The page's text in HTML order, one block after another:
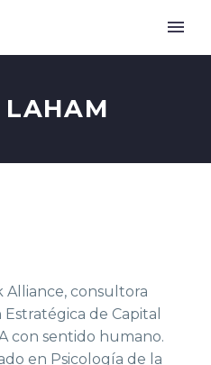
LAHAM
Alliance, consultora
de Capital
con sentido humano.
en Psicología de la